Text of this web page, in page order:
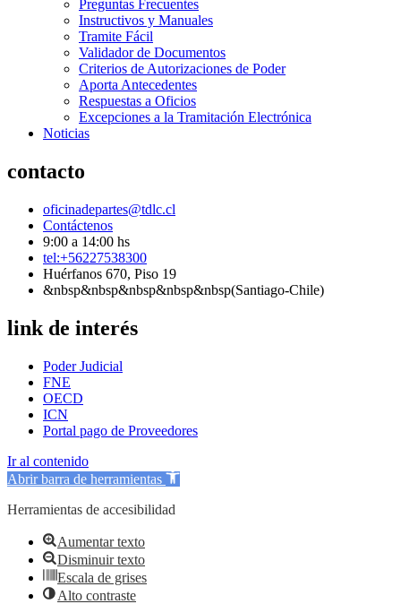
Preguntas Frecuentes
Instructivos y Manuales
Tramite Fácil
Validador de Documentos
Criterios de Autorizaciones de Poder
Aporta Antecedentes
Respuestas a Oficios
Excepciones a la Tramitación Electrónica
Noticias
contacto
oficinadepartes@tdlc.cl
Contáctenos
9:00 a 14:00 hs
tel:+56227538300
Huérfanos 670, Piso 19
&nbsp&nbsp&nbsp&nbsp&nbsp(Santiago-Chile)
link de interés
Poder Judicial
FNE
OECD
ICN
Portal pago de Proveedores
Ir al contenido
Abrir barra de herramientas
Herramientas de accesibilidad
Aumentar texto
Disminuir texto
Escala de grises
Alto contraste